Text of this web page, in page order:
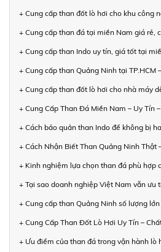
+ Cung cấp than đốt lò hơi cho khu công
+ Cung cấp than đá tại miền Nam giá rẻ,
+ Cung cấp than Indo uy tín, giá tốt tại
+ Cung cấp than Quảng Ninh tại TP.HCM
+ Cung cấp than đốt lò hơi cho nhà máy
+ Cung Cấp Than Đá Miền Nam – Uy Tín
+ Cách bảo quản than Indo để không bị
+ Cách Nhận Biết Than Quảng Ninh Thật
+ Kinh nghiệm lựa chọn than đá phù hợp
+ Tại sao doanh nghiệp Việt Nam vẫn ưu
+ Cung cấp than Quảng Ninh số lượng
+ Cung Cấp Than Đốt Lò Hơi Uy Tín –
+ Ưu điểm của than đá trong vận hành lò